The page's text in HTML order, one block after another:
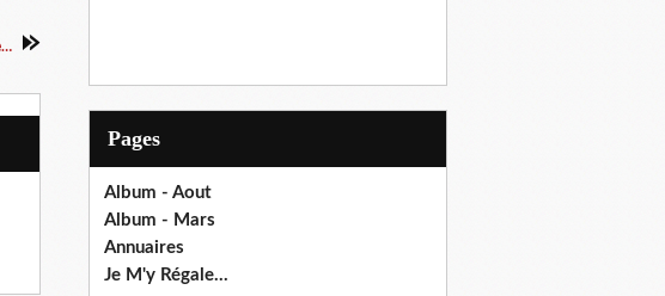
Crémeux nougat, brownie chocolat et miroir praliné pour Diane de Poytiers
Pages
Album - Aout
Album - Mars
Annuaires
Je M'y Régale...